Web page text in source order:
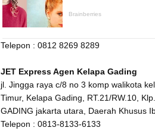
Telepon : 0812 8269 8289
JET Express Agen Kelapa Gading
jl. Jingga raya c/8 no 3 komp walikota
Timur, Kelapa Gading, RT.21/RW.10,
GADING jakarta utara, Daerah Khusus
Telepon : 0813-8133-6133